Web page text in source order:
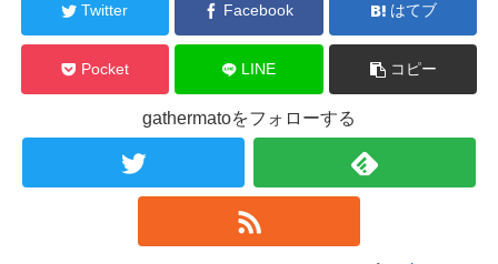
Twitter Facebook はてブ
Pocket LINE コピー
gathermatoをフォローする